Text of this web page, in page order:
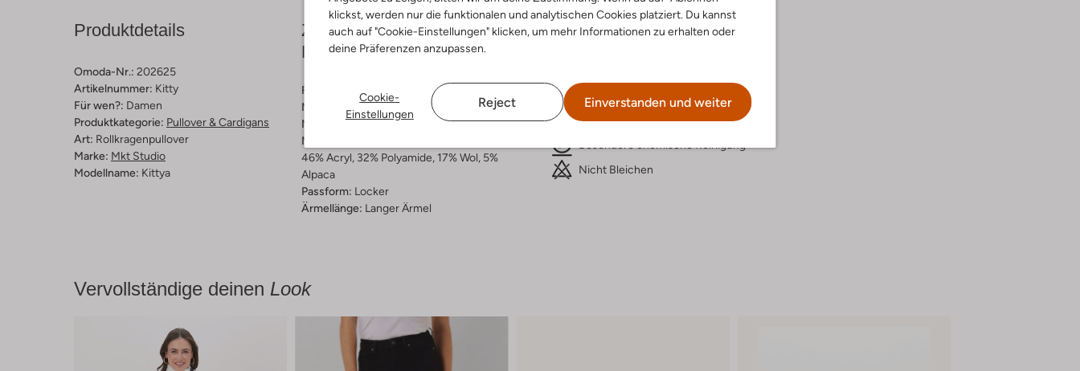
klickst, werden nur die funktionalen und analytischen Cookies platziert. Du kannst
auch auf "Cookie-Einstellungen" klicken, um mehr Informationen zu erhalten oder
deine Präferenzen anzupassen.
Cookie-
Einstellungen
Reject Einverstanden und weiter
Produktdetails
Omoda-Nr.: 202625
Artikelnummer: Kitty
Für wen?: Damen
Produktkategorie: Pullover & Cardigans
Art: Rollkragenpullover
Marke: Mkt Studio
Modellname: Kittya
Zusammensetzung &
Passform
Farbe :
Muster:
Streifen
Material:
Wolle
Materiaalpercentages:
46% Acryl, 32% Polyamide, 17% Wol, 5%
Alpaca
Passform: Locker
Ärmellänge: Langer Ärmel
Waschanleitung
Max. 110 °C
Nicht in den Trockner
Nicht Bleichen
Vervollständige deinen Look